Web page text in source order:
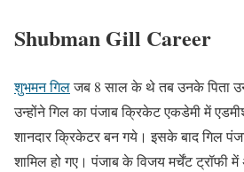
Shubman Gill Career
शुभमन गिलजब 8 साल के थे तब उनके पिता
उन्होंने गिल का पंजाब क्रिकेट एकडेमी में
शानदार क्रिकेटर बन गये। इसके बाद गिल
शामिल हो गए। पंजाब के विजय मर्चेंट ट्रॉफी